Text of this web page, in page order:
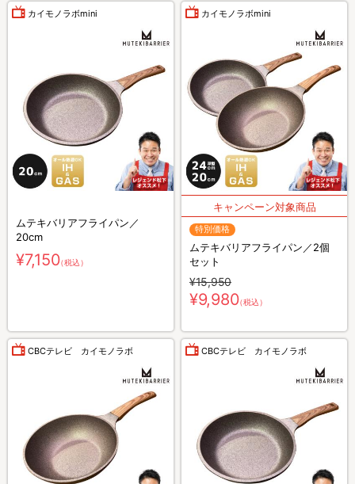
カイモノラボmini
ムテキバリアフライパン／
20cm
¥7,150（税込）
カイモノラボmini
特別価格
ムテキバリアフライパン／2個
セット
¥15,950
¥9,980（税込）
CBCテレビ カイモノラボ CBCテレビ カイモノラボ